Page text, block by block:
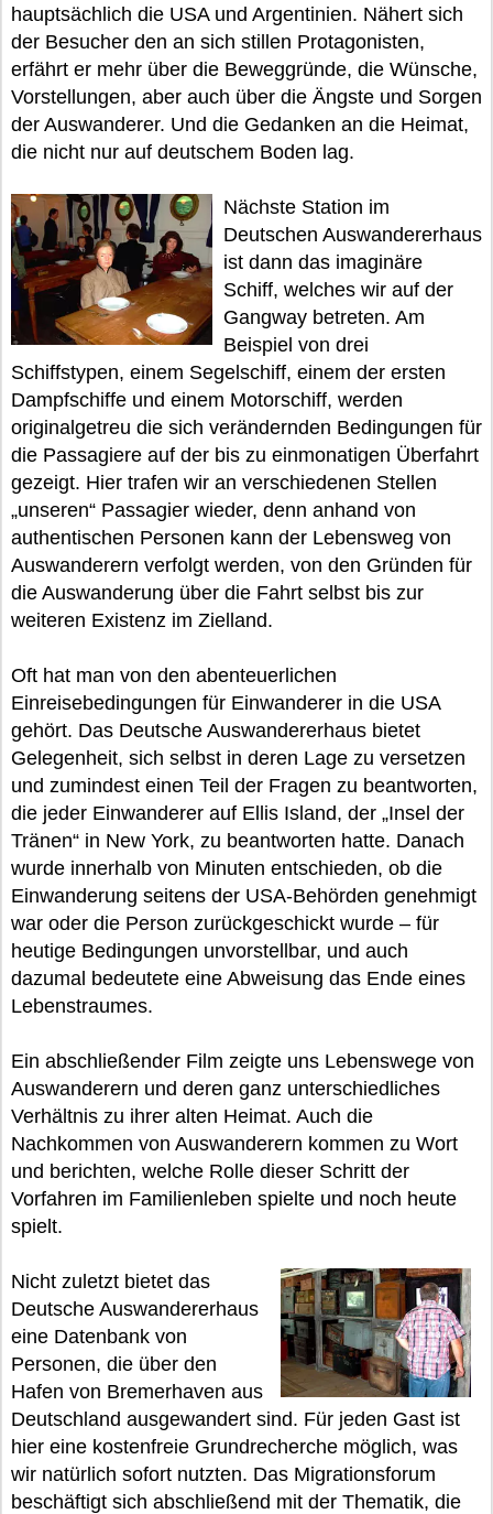
hauptsächlich die USA und Argentinien. Nähert sich
der Besucher den an sich stillen Protagonisten,
erfährt er mehr über die Beweggründe, die Wünsche,
Vorstellungen, aber auch über die Ängste und Sorgen
der Auswanderer. Und die Gedanken an die Heimat,
die nicht nur auf deutschem Boden lag.
Nächste Station im
Deutschen Auswandererhaus
ist dann das imaginäre
Schiff, welches wir auf der
Gangway betreten. Am
Beispiel von drei
Schiffstypen, einem Segelschiff, einem der ersten
Dampfschiffe und einem Motorschiff, werden
originalgetreu die sich verändernden Bedingungen für
die Passagiere auf der bis zu einmonatigen Überfahrt
gezeigt. Hier trafen wir an verschiedenen Stellen
„unseren“ Passagier wieder, denn anhand von
authentischen Personen kann der Lebensweg von
Auswanderern verfolgt werden, von den Gründen für
die Auswanderung über die Fahrt selbst bis zur
weiteren Existenz im Zielland.
Oft hat man von den abenteuerlichen
Einreisebedingungen für Einwanderer in die USA
gehört. Das Deutsche Auswandererhaus bietet
Gelegenheit, sich selbst in deren Lage zu versetzen
und zumindest einen Teil der Fragen zu beantworten,
die jeder Einwanderer auf Ellis Island, der „Insel der
Tränen“ in New York, zu beantworten hatte. Danach
wurde innerhalb von Minuten entschieden, ob die
Einwanderung seitens der USA-Behörden genehmigt
war oder die Person zurückgeschickt wurde – für
heutige Bedingungen unvorstellbar, und auch
dazumal bedeutete eine Abweisung das Ende eines
Lebenstraumes.
Ein abschließender Film zeigte uns Lebenswege von
Auswanderern und deren ganz unterschiedliches
Verhältnis zu ihrer alten Heimat. Auch die
Nachkommen von Auswanderern kommen zu Wort
und berichten, welche Rolle dieser Schritt der
Vorfahren im Familienleben spielte und noch heute
spielt.
Nicht zuletzt bietet das
Deutsche Auswandererhaus
eine Datenbank von
Personen, die über den
Hafen von Bremerhaven aus
Deutschland ausgewandert sind. Für jeden Gast ist
hier eine kostenfreie Grundrecherche möglich, was
wir natürlich sofort nutzten. Das Migrationsforum
beschäftigt sich abschließend mit der Thematik, die